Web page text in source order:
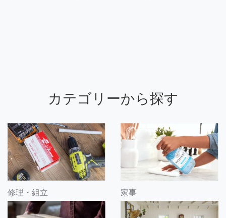
カテゴリーから探す
修理・組立 家事